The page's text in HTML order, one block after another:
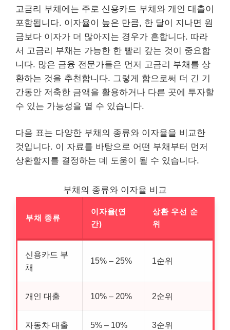
고금리 부채에는 주로 신용카드 부채와 개인 대출이
포함됩니다. 이자율이 높은 만큼, 한 달이 지나면 원
금보다 이자가 더 많아지는 경우가 흔합니다. 따라
서 고금리 부채는 가능한 한 빨리 갚는 것이 중요합
니다. 많은 금융 전문가들은 먼저 고금리 부채를 상
환하는 것을 추천합니다. 그렇게 함으로써 더 긴 기
간동안 저축한 금액을 활용하거나 다른 곳에 투자할
수 있는 가능성을 열 수 있습니다.
다음 표는 다양한 부채의 종류와 이자율을 비교한
것입니다. 이 자료를 바탕으로 어떤 부채부터 먼저
상환할지를 결정하는 데 도움이 될 수 있습니다.
부채의 종류와 이자율 비교
부채 종류
이자율(연
간)
상환 우선 순
위
신용카드 부
채
15% – 25% 1순위
개인 대출 10% – 20% 2순위
자동차 대출 5% – 10% 3순위